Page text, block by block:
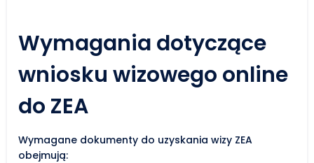
Wymagania dotyczące
wniosku wizowego online
do ZEA
Wymagane dokumenty do uzyskania wizy ZEA
obejmują: